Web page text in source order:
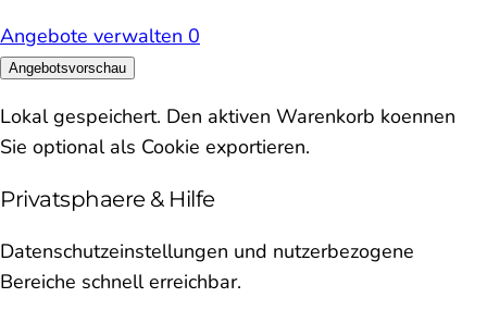
Angebote verwalten 0
Angebotsvorschau
Lokal gespeichert. Den aktiven Warenkorb koennen
Sie optional als Cookie exportieren.
Privatsphaere & Hilfe
Datenschutzeinstellungen und nutzerbezogene
Bereiche schnell erreichbar.